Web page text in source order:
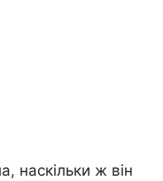
наскільки ж він